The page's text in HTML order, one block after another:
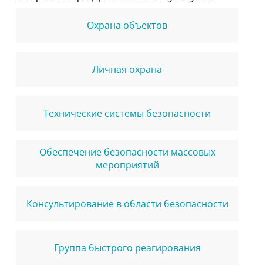
Охрана объектов
Личная охрана
Технические системы безопасности
Обеспечение безопасности массовых
мероприятий
Консультирование в области безопасности
Группа быстрого реагирования